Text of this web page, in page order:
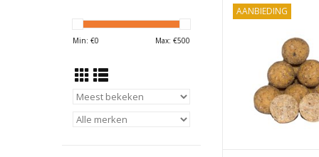
Min: €0 Max: €500
AANBIEDING
Kwalitatief
Verkrijgbaar is
en diameters!